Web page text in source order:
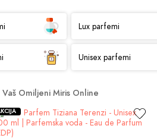
Lux parfemi
Unisex parfemi
Omiljeni Miris Online